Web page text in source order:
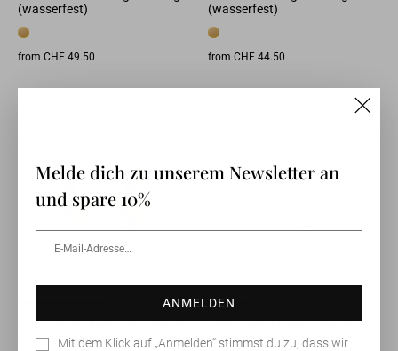
Melde dich zu unserem Newsletter an
und spare 10%
Mail-
Adresse…
ANMELDEN
Mit dem Klick auf „Anmelden“ stimmst du zu, dass wir
(wasserfest)
from CHF 49.50
(wasserfest)
from CHF 44.50
Two Hearts Studs - Ohrstecker
(wasserfest)
Little Heart Hoop - Creolen
Kinder (wasserfest)